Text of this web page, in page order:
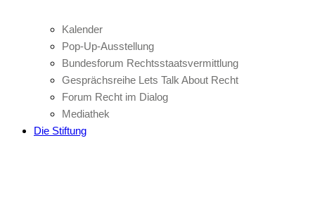
Kalender
Pop-Up-Ausstellung
Bundesforum Rechtsstaatsvermittlung
Gesprächsreihe Lets Talk About Recht
Forum Recht im Dialog
Mediathek
Die Stiftung